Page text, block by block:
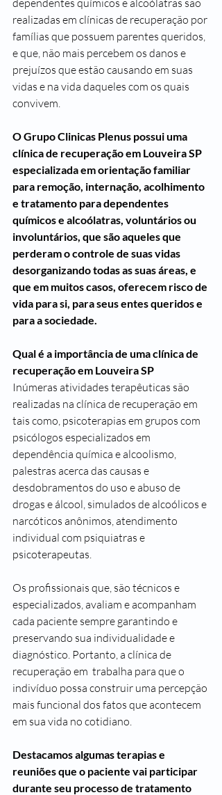
dependentes químicos e alcoólatras são
realizadas em clínicas de recuperação por
famílias que possuem parentes queridos,
e que, não mais percebem os danos e
prejuízos que estão causando em suas
vidas e na vida daqueles com os quais
convivem.
O Grupo Clinicas Plenus possui uma
clínica de recuperação em Louveira SP
especializada em orientação familiar
para remoção, internação, acolhimento
e tratamento para dependentes
químicos e alcoólatras, voluntários ou
involuntários, que são aqueles que
perderam o controle de suas vidas
desorganizando todas as suas áreas, e
que em muitos casos, oferecem risco de
vida para si, para seus entes queridos e
para a sociedade.
Qual é a importância de uma clínica de
recuperação em Louveira SP
Inúmeras atividades terapêuticas são
realizadas na clínica de recuperação em
tais como, psicoterapias em grupos com
psicólogos especializados em
dependência química e alcoolismo,
palestras acerca das causas e
desdobramentos do uso e abuso de
drogas e álcool, simulados de alcoólicos e
narcóticos anônimos, atendimento
individual com psiquiatras e
psicoterapeutas.
Os profissionais que, são técnicos e
especializados, avaliam e acompanham
cada paciente sempre garantindo e
preservando sua individualidade e
diagnóstico. Portanto, a clínica de
recuperação em  trabalha para que o
indivíduo possa construir uma percepção
mais funcional dos fatos que acontecem
em sua vida no cotidiano.
Destacamos algumas terapias e
reuniões que o paciente vai participar
durante seu processo de tratamento